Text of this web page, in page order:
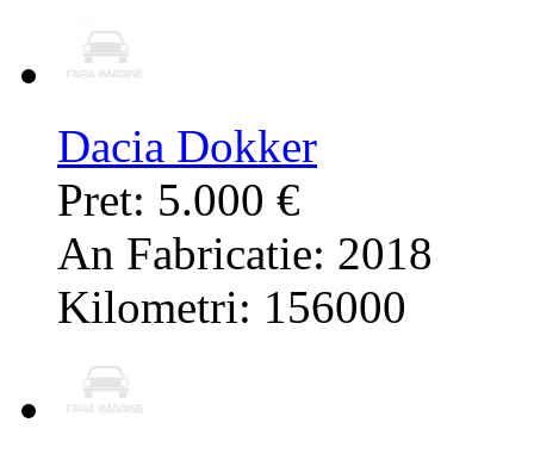
Dacia Dokker
Pret: 5.000 €
An Fabricatie: 2018
Kilometri: 156000